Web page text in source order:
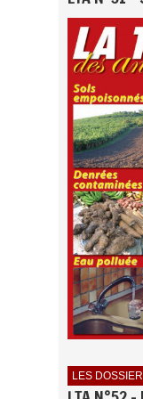
LES